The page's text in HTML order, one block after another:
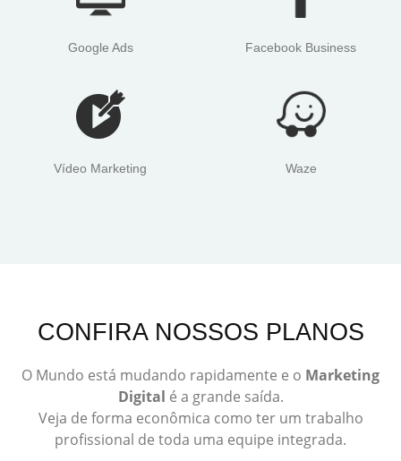
Google Ads Facebook Business
Vídeo Marketing Waze
CONFIRA NOSSOS PLANOS
O Mundo está mudando rapidamente e o Marketing
Digital é a grande saída.
Veja de forma econômica como ter um trabalho
profissional de toda uma equipe integrada.